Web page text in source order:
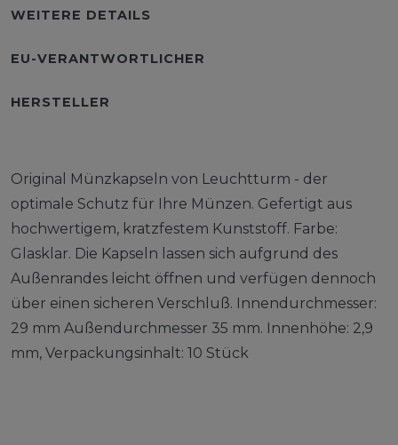
WEITERE DETAILS
EU-VERANTWORTLICHER
HERSTELLER
Original Münzkapseln von Leuchtturm - der
optimale Schutz für Ihre Münzen. Gefertigt aus
hochwertigem, kratzfestem Kunststoff. Farbe:
Glasklar. Die Kapseln lassen sich aufgrund des
Außenrandes leicht öffnen und verfügen dennoch
über einen sicheren Verschluß. Innendurchmesser:
29 mm Außendurchmesser 35 mm. Innenhöhe: 2,9
mm, Verpackungsinhalt: 10 Stück